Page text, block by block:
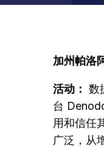
加州帕洛
活动： 数
台
用和信任
广泛，从